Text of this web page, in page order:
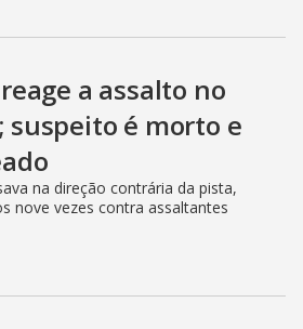
a assalto no
suspeito é morto e
na direção contrária da pista,
nove vezes contra assaltantes